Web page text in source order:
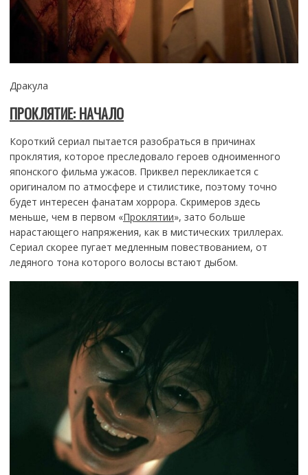
Дракула
ПРОКЛЯТИЕ: НАЧАЛО
Короткий сериал пытается разобраться в причинах
проклятия, которое преследовало героев одноименного
японского фильма ужасов. Приквел перекликается с
оригиналом по атмосфере и стилистике, поэтому точно
будет интересен фанатам хоррора. Скримеров здесь
меньше, чем в первом «Проклятии», зато больше
нарастающего напряжения, как в мистических триллерах.
Сериал скорее пугает медленным повествованием, от
ледяного тона которого волосы встают дыбом.